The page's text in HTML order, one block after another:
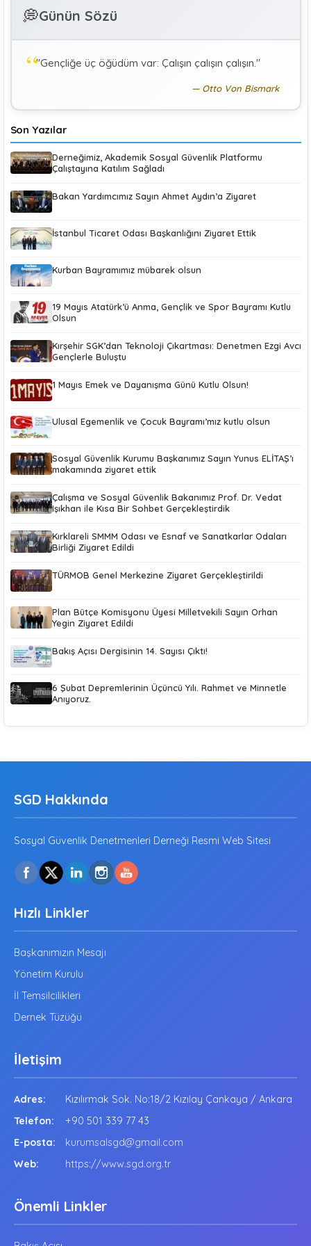
G
Özel Sağlık Hizmeti Sunucularında Görev Yapan
KÜBRA KOÇ
Güvenlik Anlaşmaları :Türkiye (Makale)
💭Günün Sözü
"Gençliğe üç öğüdüm var: Çalışın çalışın çalışın."
Otto Von Bismark
Son Yazılar
Derneğimiz, Akademik Sosyal Güvenlik Platformu
Çalıştayına Katılım Sağladı
Bakan Yardımcımız Sayın Ahmet Aydın’a Ziyaret
İstanbul Ticaret Odası Başkanlığını Ziyaret Ettik
Kurban Bayramımız mübarek olsun
19 Mayıs Atatürk’ü Anma, Gençlik ve Spor Bayramı Kutlu
Olsun
Kırşehir SGK’dan Teknoloji Çıkartması: Denetmen Ezgi Avcı
Gençlerle Buluştu
1 Mayıs Emek ve Dayanışma Günü Kutlu Olsun!
Ulusal Egemenlik ve Çocuk Bayramı’mız kutlu olsun
Sosyal Güvenlik Kurumu Başkanımız Sayın Yunus ELİTAŞ’ı
makamında ziyaret ettik
Çalışma ve Sosyal Güvenlik Bakanımız Prof. Dr. Vedat
Işıkhan ile Kısa Bir Sohbet Gerçekleştirdik
Kırklareli SMMM Odası ve Esnaf ve Sanatkarlar Odaları
Birliği Ziyaret Edildi
TÜRMOB Genel Merkezine Ziyaret Gerçekleştirildi
Plan Bütçe Komisyonu Üyesi Milletvekili Sayın Orhan
Yegin Ziyaret Edildi
Bakış Açısı Dergisinin 14. Sayısı Çıktı!
6 Şubat Depremlerinin Üçüncü Yılı. Rahmet ve Minnetle
Anıyoruz.
SGD Hakkında
Sosyal Güvenlik Denetmenleri Derneği Resmi Web Sitesi
Hızlı Linkler
Başkanımızın Mesajı
Yönetim Kurulu
İl Temsilcilikleri
Dernek Tüzüğü
İletişim
Adres:
Kızılırmak Sok. No:18/2 Kızılay Çankaya / Ankara
Telefon:
+90 501 339 77 43
E-posta:
kurumsalsgd@gmail.com
Web:
https://www.sgd.org.tr
Önemli Linkler